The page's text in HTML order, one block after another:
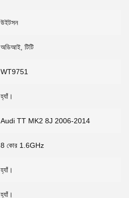
উইটসন
অডিআই, টিটি
WT9751
হ্যাঁ।
Audi TT MK2 8J 2006-2014
8 কোর 1.6GHz
হ্যাঁ।
হ্যাঁ।